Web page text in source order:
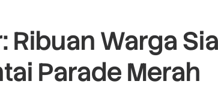
Ribuan Warga
Parade Merah